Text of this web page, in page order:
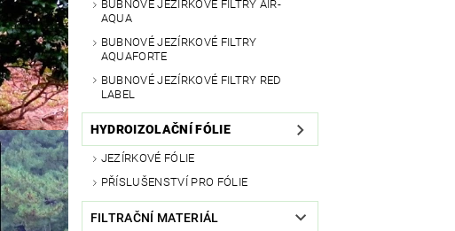
BUBNOVÉ JEZÍRKOVÉ FILTRY AIR-
AQUA
BUBNOVÉ JEZÍRKOVÉ FILTRY
AQUAFORTE
BUBNOVÉ JEZÍRKOVÉ FILTRY RED
LABEL
HYDROIZOLAČNÍ FÓLIE
JEZÍRKOVÉ FÓLIE
PŘÍSLUŠENSTVÍ PRO FÓLIE
FILTRAČNÍ MATERIÁL